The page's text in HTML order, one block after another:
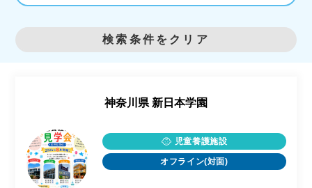
検索条件をクリア
神奈川県 新日本学園
児童養護施設
オフライン(対面)